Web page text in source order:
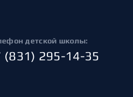
детской школы:
(831) 295-14-35